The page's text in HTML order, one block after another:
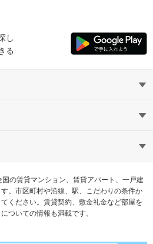
し
る
希望の条件から探す
ランキングから探す
中古マンション
中古一戸建て
土地
教えて！住まいの先生
の賃貸マンション、賃貸アパート、一戸建
。市区町村や沿線、駅、こだわりの条件か
ください。賃貸契約、敷金礼金など部屋を
ついての情報も満載です。